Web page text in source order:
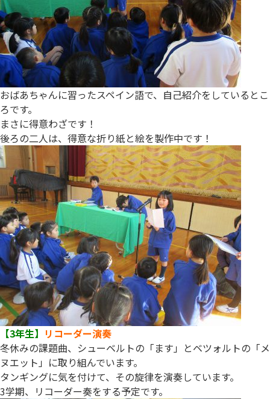
おばあちゃんに習ったスペイン語で、自己紹介をしているとこ
ろです。
まさに得意わざです！
後ろの二人は、得意な折り紙と絵を製作中です！
【3年生】 リコーダー演奏
冬休みの課題曲、シューベルトの「ます」とベツォルトの「メ
ヌエット」に取り組んでいます。
タンギングに気を付けて、その旋律を演奏しています。
3学期、リコーダー奏をする予定です。